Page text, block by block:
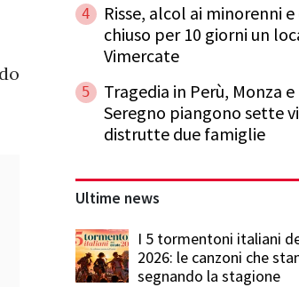
4
Risse, alcol ai minorenni
chiuso per 10 giorni un
Vimercate
5
Tragedia in Perù, Monza e
Seregno piangono sette
distrutte due famiglie
Ultime news
I 5 tormentoni italiani
2026: le canzoni che
segnando la stagione